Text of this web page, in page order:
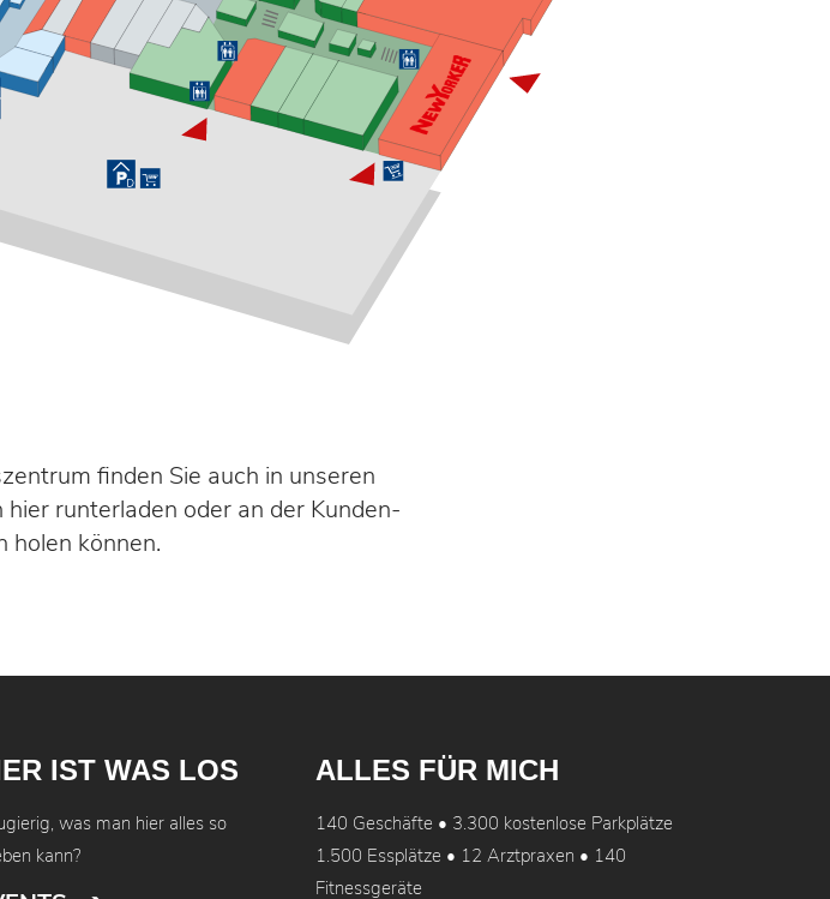
finden Sie auch in unseren
hier runterladen oder an der Kunden-
holen können.
IST WAS LOS
was man hier alles so
kann?
ALLES FÜR MICH
140 Geschäfte • 3.300 kostenlose Parkplätze
1.500 Essplätze • 12 Arztpraxen • 140
Fitnessgeräte